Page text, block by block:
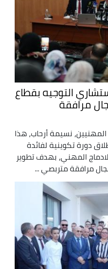
التوجيه بقطاع
مرافقة
نسيمة أرحاب، هذا
دورة تكوينية لفائدة
المهني، بهدف تطوير
مرافقة متربصي ...